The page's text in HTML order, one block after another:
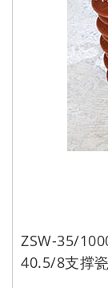
ZSW-35/
40.5/8支撑